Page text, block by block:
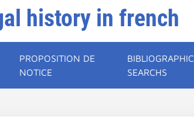
history in french
PROPOSITION DE
NOTICE
BIBLIOGRAPHIC
SEARCHS